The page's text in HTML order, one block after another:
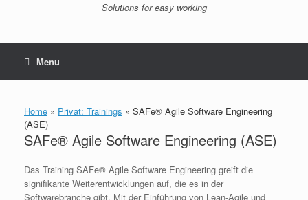
Solutions for easy working
Menu
Home » Privat: Trainings » SAFe® Agile Software Engineering
(ASE)
SAFe® Agile Software Engineering (ASE)
Das Training SAFe® Agile Software Engineering greift die
signifikante Weiterentwicklungen auf, die es in der
Softwarebranche gibt. Mit der Einführung von Lean-Agile und